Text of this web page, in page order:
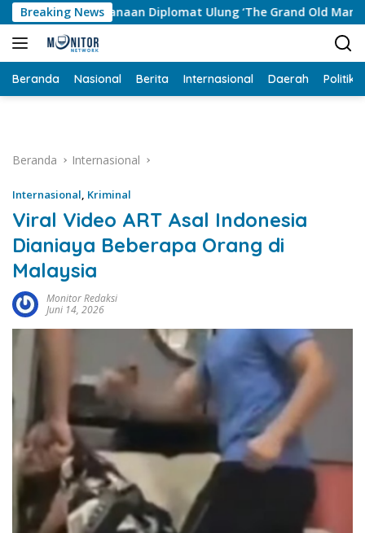
Langsung
ke
konten
Breaking News
Diplomat Ulung ‘The Grand Old Man’ Haji Agus Salim
Beranda Nasional Berita Internasional Daerah Politik
Beranda Internasional
Internasional, Kriminal
Viral Video ART Asal Indonesia
Dianiaya Beberapa Orang di
Malaysia
Monitor Redaksi
Juni 14, 2026